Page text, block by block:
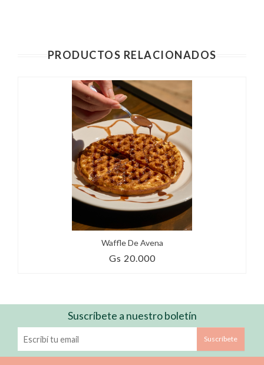
PRODUCTOS RELACIONADOS
Waffle De Avena
Gs 20.000
Suscríbete a nuestro boletín
Suscríbete